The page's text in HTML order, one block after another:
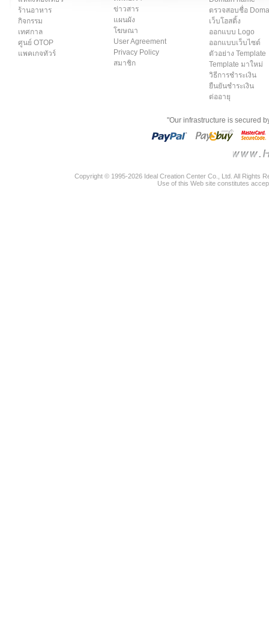
ร้านอาหาร
กิจกรรม
เทศกาล
ศูนย์ OTOP
แพคเกจทัวร์
ข่าวสาร
แผนผัง
โฆษณา
User Agreement
Privacy Policy
สมาชิก
ตรวจสอบชื่อ
เว็บโฮสติ้ง
ออกแบบ Logo
ออกแบบเว็บไซต์
ตัวอย่าง Template
Template มาใหม่
วิธีการชำระเงิน
ยืนยันชำระเงิน
ต่ออายุ
"Our infrastructure is secured
Copyright © 1995-2026 Ideal Creation Center Co., Ltd. All Rights
Use of this Web site constitutes